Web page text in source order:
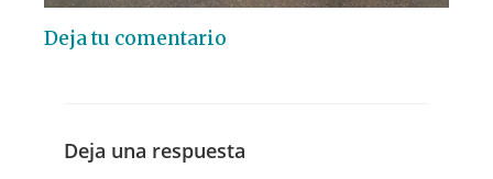
Deja tu comentario
Deja una respuesta